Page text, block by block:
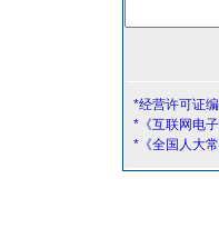
*经营许可证
*《互联网电
*《全国人大